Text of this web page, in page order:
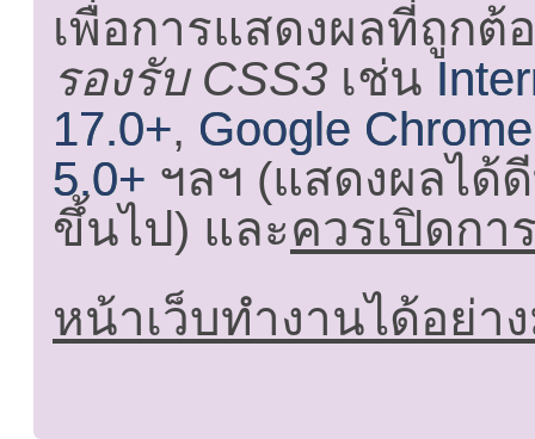
เพื่อการแสดงผลที่ถูกต้
รองรับ CSS3 เช่น
17.0+, Google
5.0+ ฯลฯ (แสดงผลได้
ขึ้นไป) และควรเปิดกา
หน้าเว็บทำงานได้อย่า